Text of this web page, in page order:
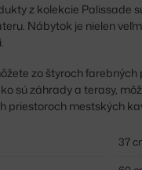
z kolekcie Palissade
Nábytok je nielen
zo štyroch
sú záhrady a terasy,
priestoroch mestských
37